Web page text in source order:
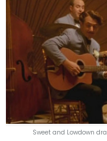
Sweet and Lowdown